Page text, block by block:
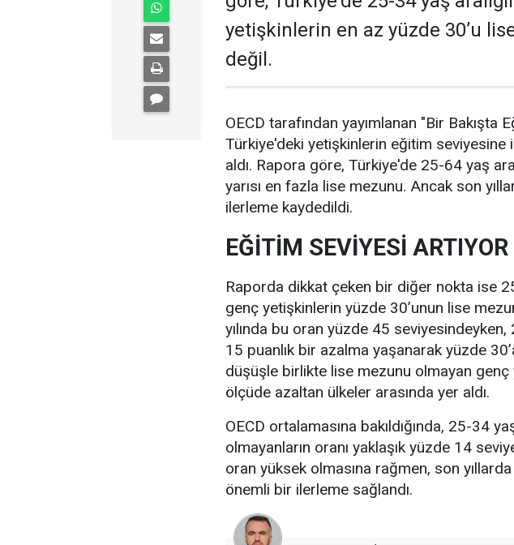
yetişkinlerin en az yüzde 30’u
değil.
OECD tarafından yayımlanan "Bir Bakışta
Türkiye'deki yetişkinlerin eğitim seviyesine
aldı. Rapora göre, Türkiye'de 25-64 yaş
yarısı en fazla lise mezunu. Ancak son
ilerleme kaydedildi.
EĞİTİM SEVİYESİ ARTIYOR
Raporda dikkat çeken bir diğer nokta ise
genç yetişkinlerin yüzde 30’unun lise
yılında bu oran yüzde 45 seviyesindeyken,
15 puanlık bir azalma yaşanarak yüzde
düşüşle birlikte lise mezunu olmayan genç
ölçüde azaltan ülkeler arasında yer aldı.
OECD ortalamasına bakıldığında, 25-34
olmayanların oranı yaklaşık yüzde 14
oran yüksek olmasına rağmen, son
önemli bir ilerleme sağlandı.